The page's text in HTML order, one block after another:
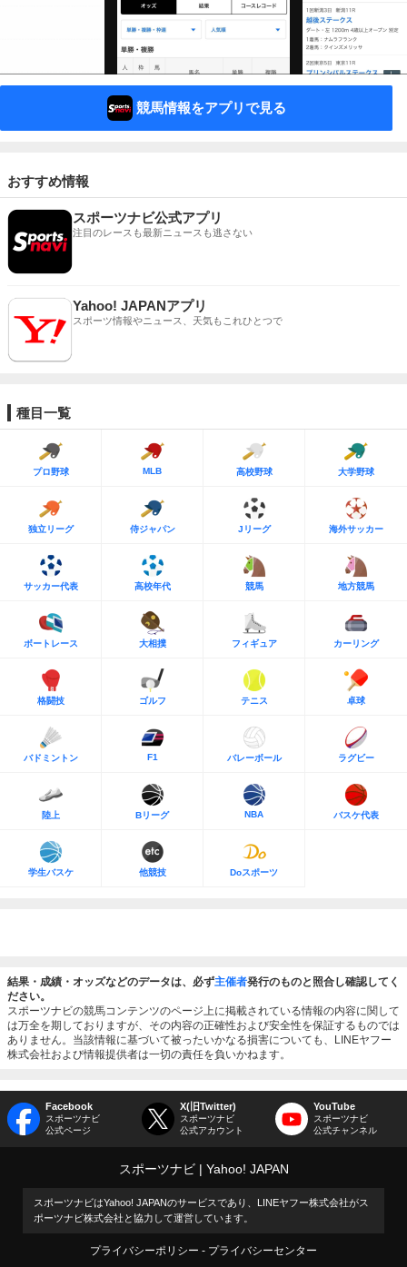
競馬情報をアプリで見る
おすすめ情報
スポーツナビ公式アプリ
注目のレースも最新ニュースも逃さない
Yahoo! JAPANアプリ
スポーツ情報やニュース、天気もこれひとつで
種目一覧
プロ野球 MLB 高校野球 大学野球
独立リーグ 侍ジャパン Jリーグ 海外サッカー
サッカー代表 高校年代 競馬 地方競馬
ボートレース 大相撲 フィギュア カーリング
格闘技 ゴルフ テニス 卓球
バドミントン F1 バレーボール ラグビー
陸上 Bリーグ NBA バスケ代表
学生バスケ 他競技 Doスポーツ
結果・成績・オッズなどのデータは、必ず主催者発行のものと照合し確認してく
ださい。
スポーツナビの競馬コンテンツのページ上に掲載されている情報の内容に関して
は万全を期しておりますが、その内容の正確性および安全性を保証するものでは
ありません。当該情報に基づいて被ったいかなる損害についても、LINEヤフー
株式会社および情報提供者は一切の責任を負いかねます。
Facebook
スポーツナビ
公式ページ
X(旧Twitter)
スポーツナビ
公式アカウント
YouTube
スポーツナビ
公式チャンネル
スポーツナビ Yahoo! JAPAN
スポーツナビはYahoo! JAPANのサービスであり、LINEヤフー株式会社がス
ポーツナビ株式会社と協力して運営しています。
プライバシーポリシー プライバシーセンター